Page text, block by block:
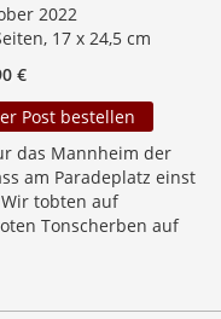
2022
17 x 24,5 cm
€
Post bestellen
das Mannheim der
am Paradeplatz einst
tobten auf
Tonscherben auf